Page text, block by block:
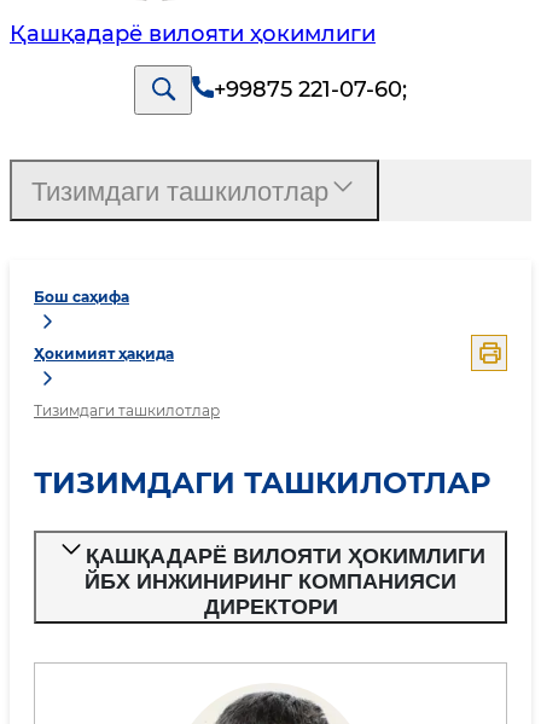
Қашқадарё вилояти ҳокимлиги
+99875 221-07-60;
Бош саҳифа
Ҳокимият ҳақида
Тизимдаги ташкилотлар
ТИЗИМДАГИ ТАШКИЛОТЛАР
ҚАШҚАДАРЁ ВИЛОЯТИ ҲОКИМЛИГИ
ЙБХ ИНЖИНИРИНГ КОМПАНИЯСИ
ДИРЕКТОРИ
Тизимдаги ташкилотлар